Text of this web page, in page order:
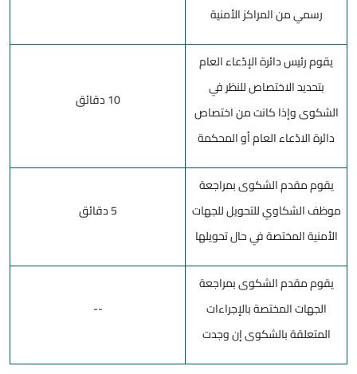
رسمي من المراكز الأمنية
يقوم رئيس دائرة الإدّعاء العام
بتحديد الاختصاص للنظر في
الشكوى وإذا كانت من اختصاص
دائرة الادّعاء العام أو المحكمة
10 دقائق
يقوم مقدم الشكوى بمراجعة
موظف الشكاوي للتحويل للجهات
الأمنية المختصة في حال تحويلها
5 دقائق
يقوم مقدم الشكوى بمراجعة
الجهات المختصة بالإجراءات
المتعلقة بالشكوى إن وجدت
--